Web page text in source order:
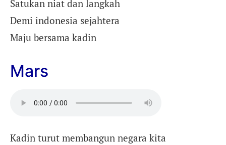
Satukan niat dan langkah
Demi indonesia sejahtera
Maju bersama kadin
Mars
Kadin turut membangun negara kita